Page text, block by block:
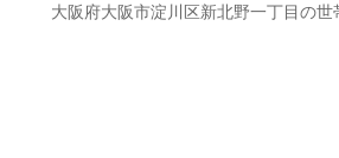
大阪府大阪市淀川区新北野一丁目の